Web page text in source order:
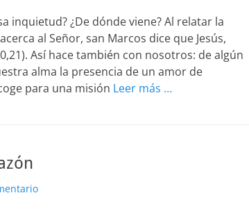
inquietud? ¿De dónde viene? Al relatar la
al Señor, san Marcos dice que Jesús,
Así hace también con nosotros: de algún
alma la presencia de un amor de
para una misión Leer más …